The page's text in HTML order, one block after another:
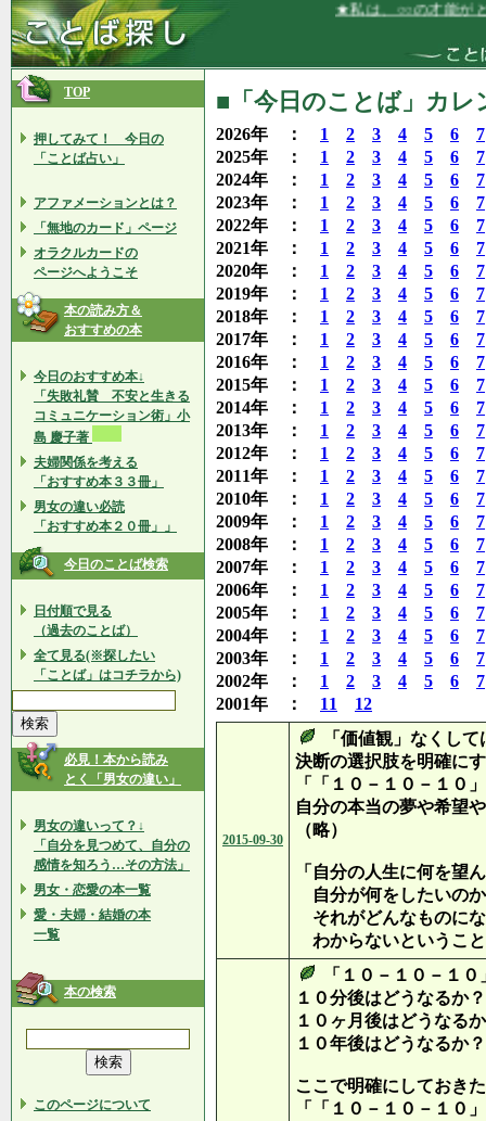
★私は、○○の才能がとても
TOP
押してみて！ 今日の
「ことば占い」
アファメーションとは？
「無地のカード」ページ
オラクルカードの
ページへようこそ
本の読み方＆
おすすめの本
今日のおすすめ本↓
「失敗礼賛 不安と生きる
コミュニケーション術」小
島 慶子著
夫婦関係を考える
「おすすめ本３３冊」
男女の違い必読
「おすすめ本２０冊」」
今日のことば検索
日付順で見る
（過去のことば）
全て見る(※探したい
「ことば」はコチラから)
必見！本から読み
とく「男女の違い」
男女の違いって？↓
「自分を見つめて、自分の
感情を知ろう…その方法」
男女・恋愛の本一覧
愛・夫婦・結婚の本
一覧
本の検索
このページについて
■「今日のことば」カ
2026年 ： 1 2 3 4 5 6
7
2025年 ： 1 2 3 4 5 6
7
2024年 ： 1 2 3 4 5 6
7
2023年 ： 1 2 3 4 5 6
7
2022年 ： 1 2 3 4 5 6
7
2021年 ： 1 2 3 4 5 6
7
2020年 ： 1 2 3 4 5 6
7
2019年 ： 1 2 3 4 5 6
7
2018年 ： 1 2 3 4 5 6
7
2017年 ： 1 2 3 4 5 6
7
2016年 ： 1 2 3 4 5 6
7
2015年 ： 1 2 3 4 5 6
7
2014年 ： 1 2 3 4 5 6
7
2013年 ： 1 2 3 4 5 6
7
2012年 ： 1 2 3 4 5 6
7
2011年 ： 1 2 3 4 5 6
7
2010年 ： 1 2 3 4 5 6
7
2009年 ： 1 2 3 4 5 6
7
2008年 ： 1 2 3 4 5 6
7
2007年 ： 1 2 3 4 5 6
7
2006年 ： 1 2 3 4 5 6
7
2005年 ： 1 2 3 4 5 6
7
2004年 ： 1 2 3 4 5 6
7
2003年 ： 1 2 3 4 5 6
7
2002年 ： 1 2 3 4 5 6
7
2001年 ： 11 12
2015-09-30
「価値観」なくし
決断の選択肢を明確に
「「１０－１０－１０
自分の本当の夢や希望
（略）
「自分の人生に何を望
自分が何をしたいの
それがどんなものに
わからないというこ
「１０－１０－１０
１０分後はどうなるか？
１０ヶ月後はどうなる
１０年後はどうなるか？
ここで明確にしておき
「「１０－１０－１０